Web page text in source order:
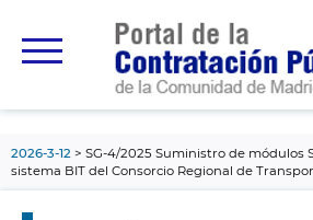
principal
2026-3-12
SG-4/2025 Suministro de módulos
sistema BIT del Consorcio Regional de